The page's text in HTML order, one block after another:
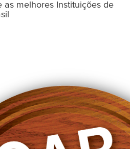
as melhores Instituições de